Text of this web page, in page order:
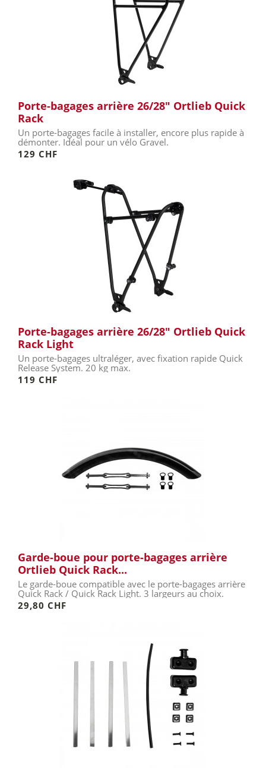
Porte-bagages arrière 26/28" Ortlieb Quick
Rack
Un porte-bagages facile à installer, encore plus rapide à
démonter. Idéal pour un vélo Gravel.
129 CHF
Porte-bagages arrière 26/28" Ortlieb Quick
Rack Light
Un porte-bagages ultraléger, avec fixation rapide Quick
Release System. 20 kg max.
119 CHF
Garde-boue pour porte-bagages arrière
Ortlieb Quick Rack...
Le garde-boue compatible avec le porte-bagages arrière
Quick Rack / Quick Rack Light. 3 largeurs au choix.
29,80 CHF